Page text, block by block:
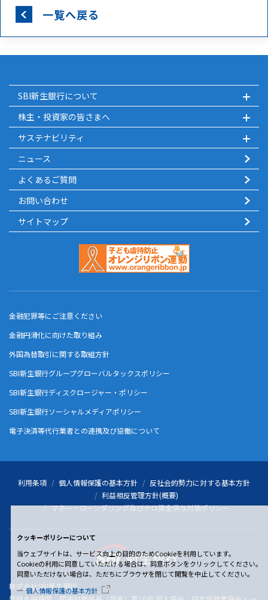
一覧へ戻る
クッキーポリシーについて
当ウェブサイトは、サービス向上の目的のためCookieを利用しています。
Cookieの利用に同意していただける場合は、同意ボタンをクリックしてください。
同意いただけない場合は、ただちにブラウザを閉じて閲覧を中止してください。
個人情報保護の基本方針
SBI新生銀行について
株主・投資家の皆さまへ
サステナビリティ
ニュース
よくあるご質問
お問い合わせ
サイトマップ
金融犯罪等にご注意ください
金融円滑化に向けた取り組み
外国為替取引に関する取組方針
SBI新生銀行グループグローバルタックスポリシー
SBI新生銀行ディスクロージャー・ポリシー
SBI新生銀行ソーシャルメディアポリシー
電子決済等代行業者との連携及び協働について
利用条項 個人情報保護の基本方針
反社会的勢力に対する基本方針
利益相反管理方針(概要)
マネー・ローンダリング及びテロ資金供与対策ポリシー
株式会社SBI新生銀行